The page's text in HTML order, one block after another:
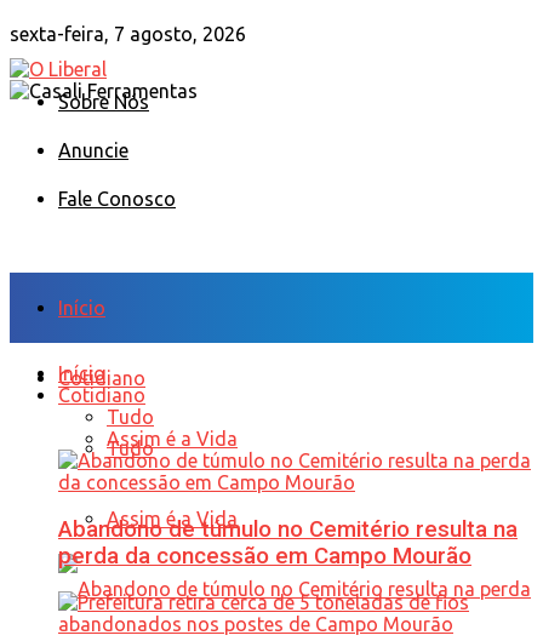
sexta-feira, 7 agosto, 2026
Sobre Nós
Anuncie
Fale Conosco
Início
Cotidiano
Tudo
Assim é a Vida
Início
Cotidiano
Tudo
Assim é a Vida
Abandono de túmulo no Cemitério resulta na
perda da concessão em Campo Mourão